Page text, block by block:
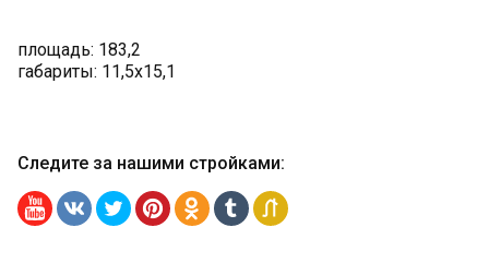
площадь: 183,2
габариты: 11,5х15,1
Следите за нашими стройками: